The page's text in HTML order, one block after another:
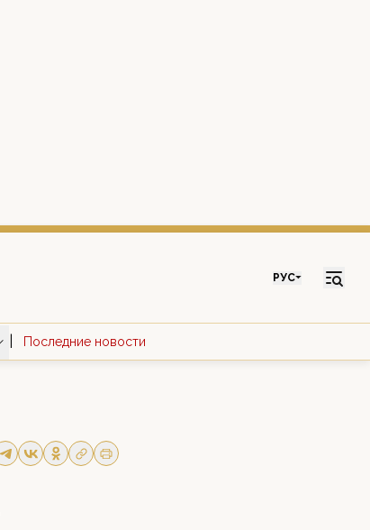
РУС
Последние новости